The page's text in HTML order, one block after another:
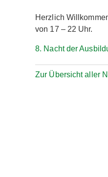
Herzlich
von 17 – 22 Uhr.
8. Nacht der
Zur Übersicht aller